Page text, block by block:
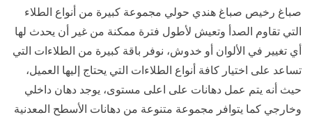
صباغ رخيص صباغ هندي حولي مجموعة كبيرة من أنواع الطلاء
التي تقاوم الصدأ وتعيش لأطول فترة ممكنة من غير أن يحدث لها
أي تغيير في الألوان أو خدوش، نوفر باقة كبيرة من الطلاءات التي
تساعد على اختيار كافة أنواع الطلاءات التي يحتاج إليها العميل،
حيث أنه يتم عمل دهانات على اعلى مستوى، يوجد دهان داخلي
وخارجي كما يتوافر مجموعة متنوعة من دهانات الأسطح المعدنية